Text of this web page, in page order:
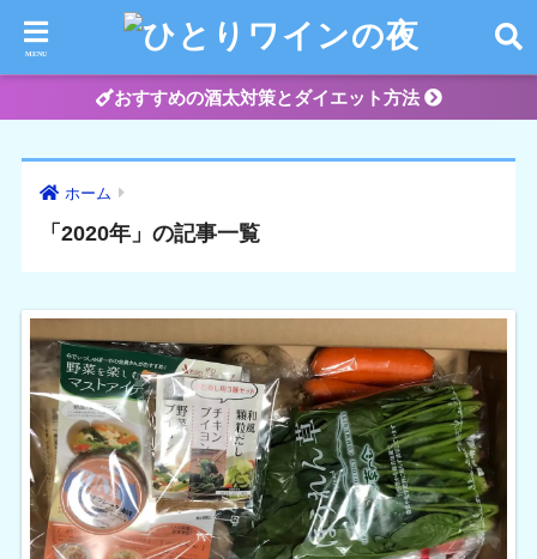
おすすめの酒太対策とダイエット方法
ホーム
「2020年」の記事一覧